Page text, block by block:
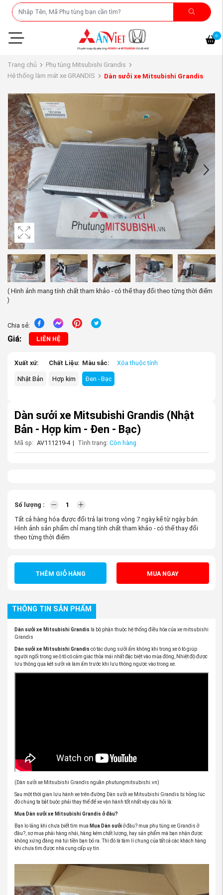
0
Trang chủ
Phụ tùng Mitsubishi Grandis
Hệ thống làm mát xe GRANDIS
Dàn sưởi xe Mitsubishi Grandis
( Hình ảnh mang tính chất tham khảo - có thể thay đổi theo từng thời điểm
)
Chia sẻ:
Giá: LIÊN HỆ
Xuất xứ:
Nhật Bản
Chất Liệu:
Hợp kim
Màu sắc:
Đen - Bạc
Xóa thuộc tính
Dàn sưởi xe Mitsubishi Grandis (Nhật
Bản - Hợp kim - Đen - Bạc)
Mã sp: AV111219-4 | Tình trạng: Còn hàng
Số lượng :
Tất cả hàng hóa được đổi trả lại trong vòng 7 ngày kể từ ngày bán.
Hình ảnh sản phẩm chỉ mang tính chất tham khảo - có thể thay đổi
theo từng thời điểm
THÊM GIỎ HÀNG MUA NGAY
THÔNG TIN SẢN PHẨM
Dàn sưởi xe Mitsubishi Grandis là bộ phận thuộc hệ thống điều hòa của xe mitsubishi
Grandis
Dàn sưởi xe Mitsubishi Grandis có tác dụng sưởi ấm không khi trong xe ô tô giúp
người ngối trong xe ô tô có cảm giác thỏa mái nhất đặc biệt vào mùa đông, Nhiệt độ được
lưu thông qua két sưởi và làm ấm trước khi lưu thông ngược vào trong xe.
(Dàn sưởi xe Mitsubishi Grandis nguần phutungmitsubishi.vn)
Sau một thời gian lưu hành xe trên đường Dàn sưởi xe Mitsubishi Grandis bị hỏng lúc
đó chúng ta bắt buộc phải thay thế để xe vận hành tốt nhất vậy câu hỏi là:
Mua Dàn sưởi xe Mitsubishi Grandis ở đâu?
Bạn lo lắng khi chưa biết tìm mua Mua Dàn sưởiở đâu? mua phụ tùng xe Grandis ở
đâu?, sợ mua phải hàng nhái, hàng kém chất lượng, hay sản phẩm mà bạn nhận được
không xứng đáng mà túi tiền bạn bỏ ra. Thì đó là tâm lí chung của tất cả các khách hàng
khi chưa tìm được nhà cung cấp uy tín.